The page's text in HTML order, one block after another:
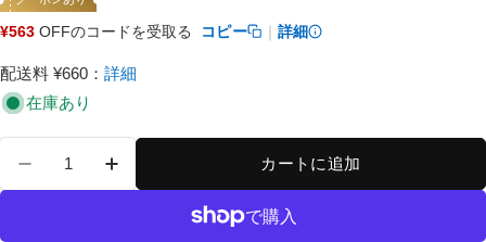
格
¥563 OFFのコードを受取る コピー 詳細
配送料 ¥660 ： 詳細
在庫あり
R-21 ストレート ヘアオイル グロス の数量を減ら
R-21 ストレート ヘアオイル グロス の
カートに追加